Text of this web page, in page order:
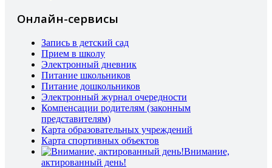
Онлайн-сервисы
Запись в детский сад
Прием в школу
Электронный дневник
Питание школьников
Питание дошкольников
Электронный журнал очередности
Компенсации родителям (законным
представителям)
Карта образовательных учреждений
Карта спортивных объектов
Внимание,
актированный день!